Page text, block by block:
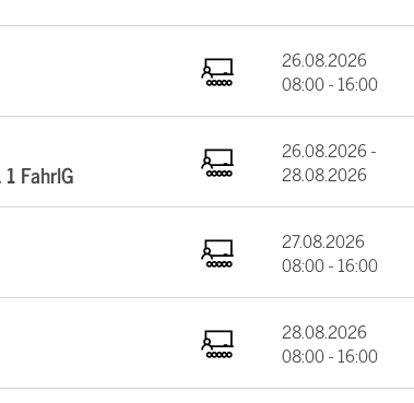
26.08.2026
08:00 - 16:00
FahrlG
26.08.2026 -
28.08.2026
27.08.2026
08:00 - 16:00
28.08.2026
08:00 - 16:00